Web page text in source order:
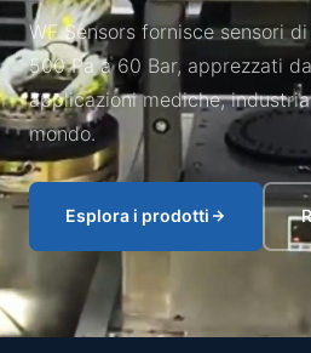
WF Sensors fornisce sensori
500 Pa a 60 Bar, apprezzati
applicazioni mediche,
mondo.
Esplora i prodotti